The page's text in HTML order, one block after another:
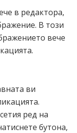
в редактора,
В този
вече
ви
ред на
бутона,